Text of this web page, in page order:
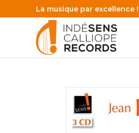
La musique par excellence !